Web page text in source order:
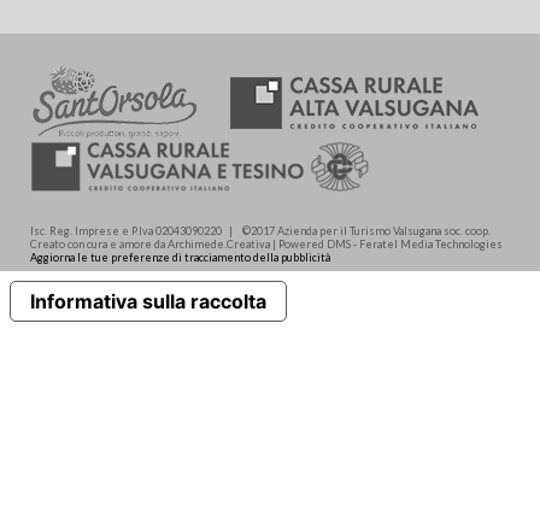
Isc. Reg. Imprese e P.Iva 02043090220 | ©2017 Azienda per il Turismo Valsugana soc. coop.
Creato con cura e amore da Archimede.Creativa | Powered DMS - Feratel Media Technologies
Aggiorna le tue preferenze di tracciamento della pubblicità
Informativa sulla raccolta